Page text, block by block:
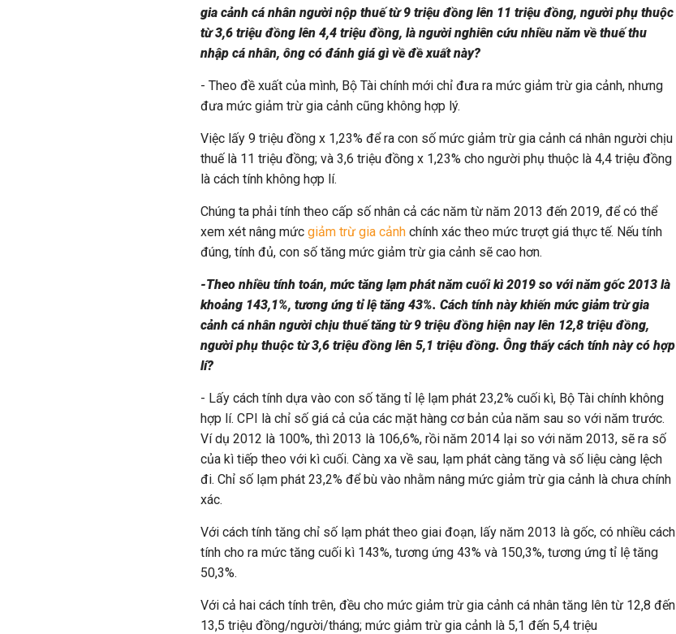
gia cảnh cá nhân người nộp thuế từ 9 triệu đồng lên 11 triệu đồng, người phụ thuộc
từ 3,6 triệu đồng lên 4,4 triệu đồng, là người nghiên cứu nhiều năm về thuế thu
nhập cá nhân, ông có đánh giá gì về đề xuất này?
- Theo đề xuất của mình, Bộ Tài chính mới chỉ đưa ra mức giảm trừ gia cảnh, nhưng
đưa mức giảm trừ gia cảnh cũng không hợp lý.
Việc lấy 9 triệu đồng x 1,23% để ra con số mức giảm trừ gia cảnh cá nhân người chịu
thuế là 11 triệu đồng; và 3,6 triệu đồng x 1,23% cho người phụ thuộc là 4,4 triệu đồng
là cách tính không hợp lí.
Chúng ta phải tính theo cấp số nhân cả các năm từ năm 2013 đến 2019, để có thể
xem xét nâng mức giảm trừ gia cảnh chính xác theo mức trượt giá thực tế. Nếu tính
đúng, tính đủ, con số tăng mức giảm trừ gia cảnh sẽ cao hơn.
-Theo nhiều tính toán, mức tăng lạm phát năm cuối kì 2019 so với năm gốc 2013 là
khoảng 143,1%, tương ứng tỉ lệ tăng 43%. Cách tính này khiến mức giảm trừ gia
cảnh cá nhân người chịu thuế tăng từ 9 triệu đồng hiện nay lên 12,8 triệu đồng,
người phụ thuộc từ 3,6 triệu đồng lên 5,1 triệu đồng. Ông thấy cách tính này có hợp
lí?
- Lấy cách tính dựa vào con số tăng tỉ lệ lạm phát 23,2% cuối kì, Bộ Tài chính không
hợp lí. CPI là chỉ số giá cả của các mặt hàng cơ bản của năm sau so với năm trước.
Ví dụ 2012 là 100%, thì 2013 là 106,6%, rồi năm 2014 lại so với năm 2013, sẽ ra số
của kì tiếp theo với kì cuối. Càng xa về sau, lạm phát càng tăng và số liệu càng lệch
đi. Chỉ số lạm phát 23,2% để bù vào nhằm nâng mức giảm trừ gia cảnh là chưa chính
xác.
Với cách tính tăng chỉ số lạm phát theo giai đoạn, lấy năm 2013 là gốc, có nhiều cách
tính cho ra mức tăng cuối kì 143%, tương ứng 43% và 150,3%, tương ứng tỉ lệ tăng
50,3%.
Với cả hai cách tính trên, đều cho mức giảm trừ gia cảnh cá nhân tăng lên từ 12,8 đến
13,5 triệu đồng/người/tháng; mức giảm trừ gia cảnh là 5,1 đến 5,4 triệu